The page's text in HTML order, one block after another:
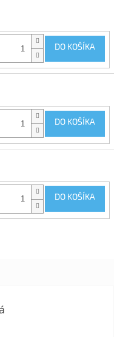
DO KOŠÍKA
DO KOŠÍKA
DO KOŠÍKA
z 5 hviezdičiek.